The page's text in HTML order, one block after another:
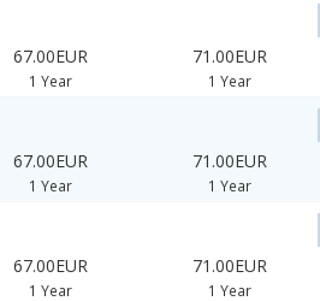
67.00EUR
1 Year
71.00EUR
1 Year
67.00EUR
1 Year
71.00EUR
1 Year
67.00EUR
1 Year
71.00EUR
1 Year